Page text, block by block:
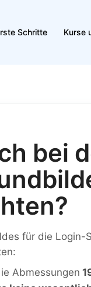
Schritte Kurse
bei
für die
Abmessungen